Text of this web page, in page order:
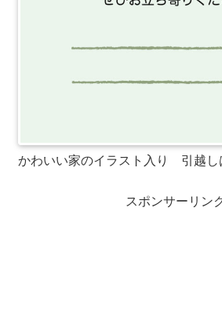
かわいい家のイラスト入り 引越し
スポンサーリン